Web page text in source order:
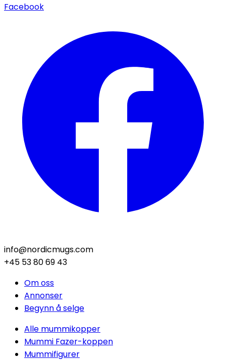
Facebook
info@nordicmugs.com
+45 53 80 69 43
Om oss
Annonser
Begynn å selge
Alle mummikopper
Mummi Fazer-koppen
Mummifigurer